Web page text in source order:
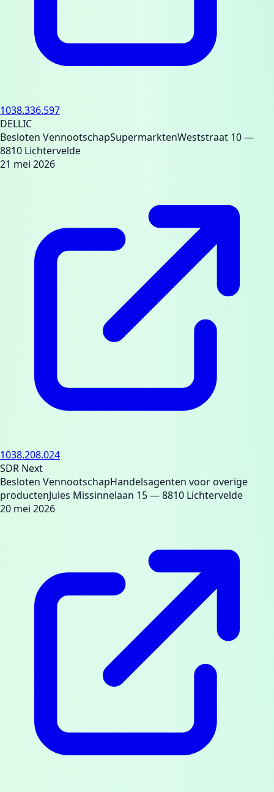
1038.336.597
DELLIC
Besloten VennootschapSupermarktenWeststraat 10—
8810 Lichtervelde
21 mei 2026
1038.208.024
SDR Next
Besloten VennootschapHandelsagenten voor overige
productenJules Missinnelaan 15— 8810 Lichtervelde
20 mei 2026